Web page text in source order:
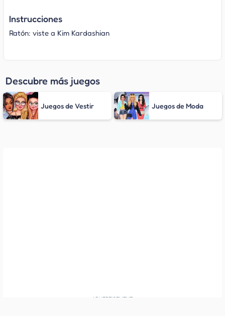
Instrucciones
Ratón: viste a Kim Kardashian
Descubre más juegos
Juegos de Vestir Juegos de Moda